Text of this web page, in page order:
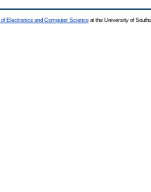
Electronics and Computer Science at the University of